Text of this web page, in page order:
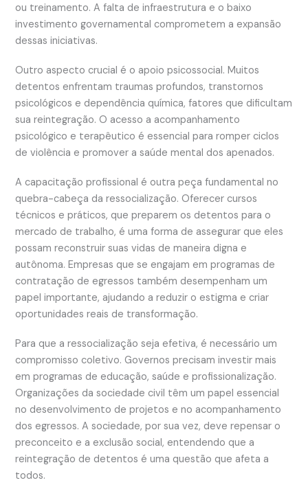
ou treinamento. A falta de infraestrutura e o baixo
investimento governamental comprometem a expansão
dessas iniciativas.
Outro aspecto crucial é o apoio psicossocial. Muitos
detentos enfrentam traumas profundos, transtornos
psicológicos e dependência química, fatores que dificultam
sua reintegração. O acesso a acompanhamento
psicológico e terapêutico é essencial para romper ciclos
de violência e promover a saúde mental dos apenados.
A capacitação profissional é outra peça fundamental no
quebra-cabeça da ressocialização. Oferecer cursos
técnicos e práticos, que preparem os detentos para o
mercado de trabalho, é uma forma de assegurar que eles
possam reconstruir suas vidas de maneira digna e
autônoma. Empresas que se engajam em programas de
contratação de egressos também desempenham um
papel importante, ajudando a reduzir o estigma e criar
oportunidades reais de transformação.
Para que a ressocialização seja efetiva, é necessário um
compromisso coletivo. Governos precisam investir mais
em programas de educação, saúde e profissionalização.
Organizações da sociedade civil têm um papel essencial
no desenvolvimento de projetos e no acompanhamento
dos egressos. A sociedade, por sua vez, deve repensar o
preconceito e a exclusão social, entendendo que a
reintegração de detentos é uma questão que afeta a
todos.